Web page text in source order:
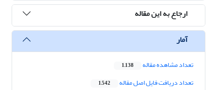
ارجاع به این مقاله
آمار
تعداد مشاهده مقاله 1,138
تعداد دریافت فایل اصل مقاله 1,542